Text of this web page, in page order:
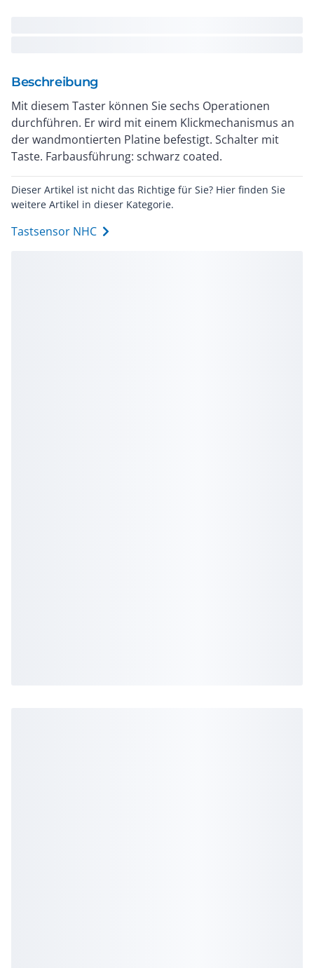
Beschreibung
Mit diesem Taster können Sie sechs Operationen
durchführen. Er wird mit einem Klickmechanismus an
der wandmontierten Platine befestigt. Schalter mit
Taste. Farbausführung: schwarz coated.
Dieser Artikel ist nicht das Richtige für Sie? Hier finden Sie
weitere Artikel in dieser Kategorie.
Tastsensor NHC